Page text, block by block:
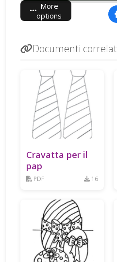
More
options
Documenti
Cravatta per il
pap
PDF 16